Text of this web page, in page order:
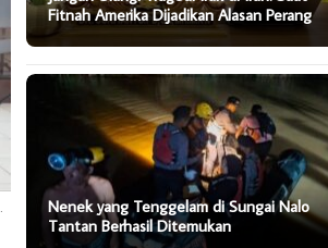
Fitnah Amerika Dijadikan Alasan Perang
Nenek yang Tenggelam di Sungai Nalo
Tantan Berhasil Ditemukan